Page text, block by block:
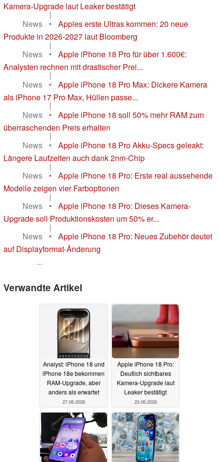
Kamera-Upgrade laut Leaker bestätigt
|
News
•
Apples erste Ultras kommen: 20 neue
Produkte in 2026-2027 laut Bloomberg
|
News
•
Apple iPhone 18 Pro für über 1.600€:
Analysten rechnen mit drastischer Prei...
|
News
•
Apple iPhone 18 Pro Max: Dickere Kamera
als iPhone 17 Pro Max, Hüllen passe...
|
News
•
Apple iPhone 18 soll 50% mehr RAM zum
überraschenden Preis erhalten
|
News
•
Apple iPhone 18 Pro Akku-Specs geleakt:
Längere Laufzeiten auch dank 2nm-Chip
|
News
•
Apple iPhone 18 Pro: Erste real aussehende
Modelle zeigen vier Farboptionen
|
News
•
Apple iPhone 18 Pro: Dieses Kamera-
Upgrade soll Produktionskosten um 50% er...
|
News
•
Apple iPhone 18 Pro: Neues Zubehör deutet
auf Displayformat-Änderung
...
Verwandte Artikel
Analyst: iPhone 18 und
iPhone 18e bekommen
RAM-Upgrade, aber
anders als erwartet
27.06.2026
Apple iPhone 18 Pro:
Deutlich sichtbares
Kamera-Upgrade laut
Leaker bestätigt
23.06.2026